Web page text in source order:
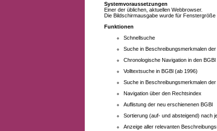
Systemvoraussetzungen
Einer der üblichen, aktuellen Webbrowser.
Die Bildschirmausgabe wurde für
Funktionen
Schnellsuche
Suche in Beschreibungsmerkmalen
Chronologische Navigation in den BGBl
Volltextsuche in BGBl (ab 1996)
Suche in Beschreibungsmerkmalen
Navigation über den Rechtsindex
Auflistung der neu erschienenen BGBl
Sortierung (auf- und absteigend) nach
Anzeige aller relevanten